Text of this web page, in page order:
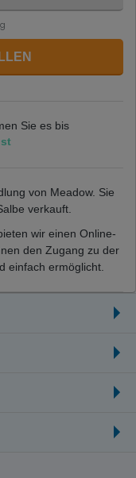
Sie es bis
von Meadow. Sie
verkauft.
wir einen Online-
den Zugang zu der
einfach ermöglicht.